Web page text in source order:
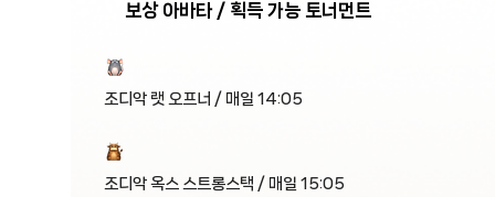
보상 아바타 / 획득 가능 토너먼트
조디악 랫 오프너 / 매일 14:05
조디악 옥스 스트롱스택 / 매일 15:05